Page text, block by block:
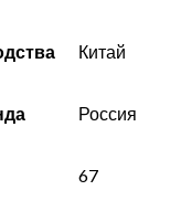
Китай
Россия
67